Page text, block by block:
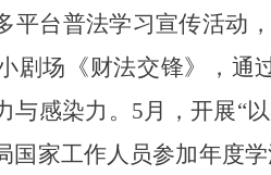
平台普法学习宣传活动
剧场《财法交锋》，通
与感染力。5月，开展“
国家工作人员参加年度学